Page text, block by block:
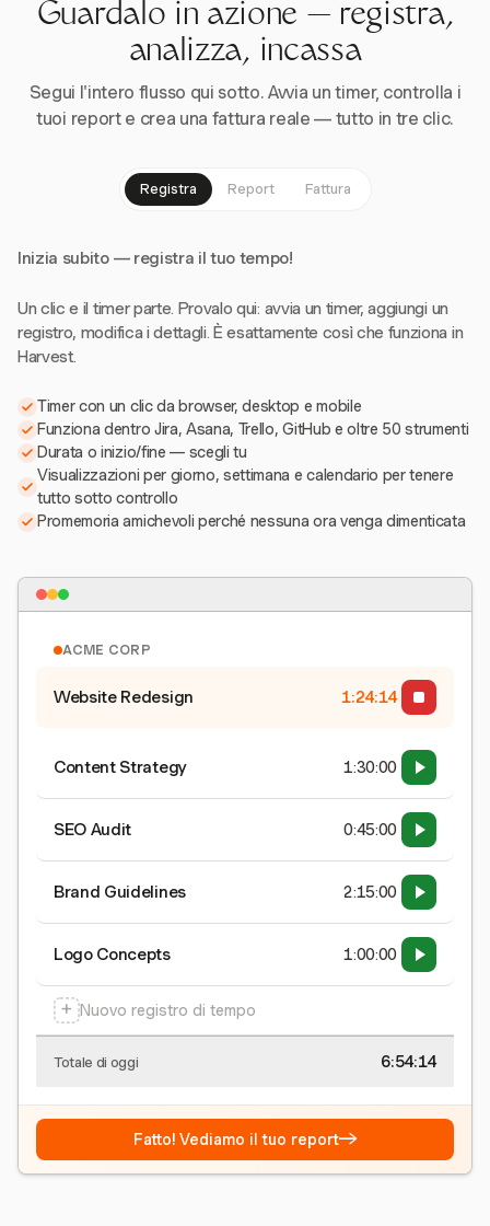
Guardalo in azione — registra,
analizza, incassa
Segui l'intero flusso qui sotto. Avvia un timer, controlla i
tuoi report e crea una fattura reale — tutto in tre clic.
Registra Report Fattura
Inizia subito — registra il tuo tempo!
Un clic e il timer parte. Provalo qui: avvia un timer, aggiungi un
registro, modifica i dettagli. È esattamente così che funziona in
Harvest.
Timer con un clic da browser, desktop e mobile
Funziona dentro Jira, Asana, Trello, GitHub e oltre 50 strumenti
Durata o inizio/fine — scegli tu
Visualizzazioni per giorno, settimana e calendario per tenere
tutto sotto controllo
Promemoria amichevoli perché nessuna ora venga dimenticata
ACME CORP
Website Redesign 1:24:15
Content Strategy 1:30:00
SEO Audit 0:45:00
Brand Guidelines 2:15:00
Logo Concepts 1:00:00
+ Nuovo registro di tempo
Totale di oggi 6:54:15
Fatto! Vediamo il tuo report→